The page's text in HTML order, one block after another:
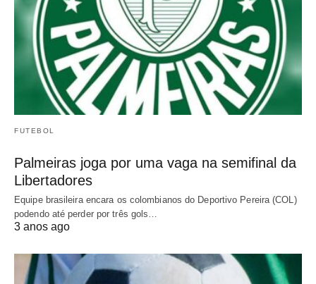
FUTEBOL
Palmeiras joga por uma vaga na semifinal da
Libertadores
Equipe brasileira encara os colombianos do Deportivo Pereira (COL)
podendo até perder por três gols…
3 anos ago